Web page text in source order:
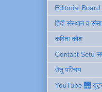
Editorial Board
हिंदी संस्थान व
कविता कोश
Contact Setu
सेतु परिचय
YouTube 🌉